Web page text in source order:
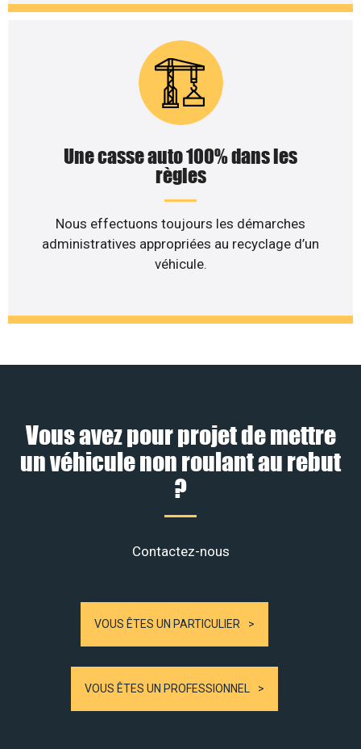
Une casse auto 100% dans les
règles
Nous effectuons toujours les démarches
administratives appropriées au recyclage d’un
véhicule.
Vous avez pour projet de mettre
un véhicule non roulant au rebut
?
Contactez-nous
VOUS ÊTES UN PARTICULIER
VOUS ÊTES UN PROFESSIONNEL